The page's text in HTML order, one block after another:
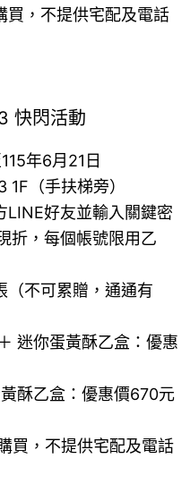
買，不提供宅配及電話
快閃活動
年6月21日
（手扶梯旁）
LINE好友並輸入關鍵密
折，每個帳號限用乙
（不可累贈，通通有
迷你蛋黃酥乙盒：優惠
酥乙盒：優惠價670元
買，不提供宅配及電話